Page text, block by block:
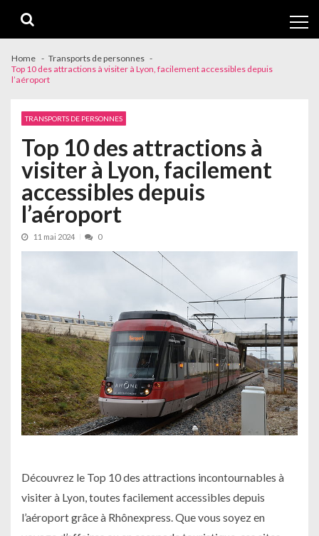
navigation
content
Home
Transports de personnes
Top 10 des attractions à visiter à Lyon, facilement accessibles depuis
l’aéroport
TRANSPORTS DE PERSONNES
Top 10 des attractions à
visiter à Lyon, facilement
accessibles depuis
l’aéroport
11 mai 2024 0
Découvrez le Top 10 des attractions incontournables à
visiter à Lyon, toutes facilement accessibles depuis
l’aéroport grâce à Rhônexpress. Que vous soyez en